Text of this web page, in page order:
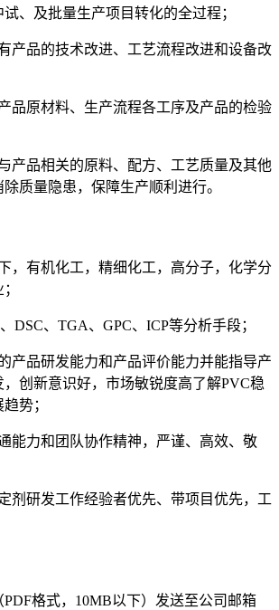
、及批量生产项目转化的全过程；
产品的技术改进、工艺流程改进和设备改
品原材料、生产流程各工序及产品的检验
产品相关的原料、配方、工艺质量及其他
质量隐患，保障生产顺利进行。
，有机化工，精细化工，高分子，化学分
DSC、TGA、GPC、ICP等分析手段；
产品研发能力和产品评价能力并能指导产
，创新意识好，市场敏锐度高了解PVC稳
势；
能力和团队协作精神，严谨、高效、敬
剂研发工作经验者优先、带项目优先，工
格式，10MB以下）发送至公司邮箱